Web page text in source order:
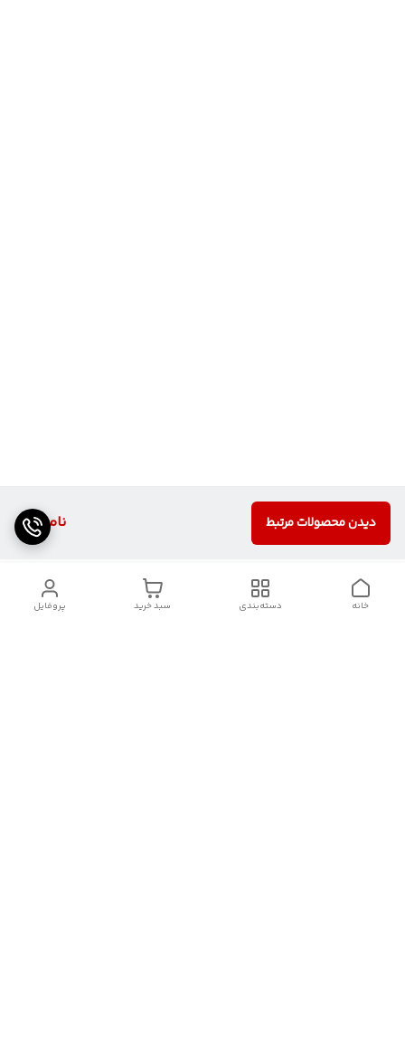
ناموجود دیدن محصولات مرتبط
پروفایل سبد خرید دسته‌بندی خانه